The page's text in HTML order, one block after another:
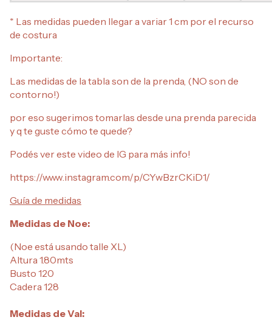
* Las medidas pueden llegar a variar 1 cm por el recurso
de costura
Importante:
Las medidas de la tabla son de la prenda, (NO son de
contorno!)
por eso sugerimos tomarlas desde una prenda parecida
y q te guste cómo te quede?
Podés ver este video de IG para más info!
https://www.instagram.com/p/CYwBzrCKiD1/
Guía de medidas
Medidas de Noe:
(Noe está usando talle XL)
Altura 1.80mts
Busto 120
Cadera 128
Medidas de Val: